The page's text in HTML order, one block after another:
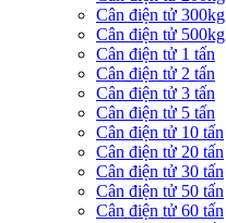
Cân điện tử 300kg
Cân điện tử 500kg
Cân điện tử 1 tấn
Cân điện tử 2 tấn
Cân điện tử 3 tấn
Cân điện tử 5 tấn
Cân điện tử 10 tấn
Cân điện tử 20 tấn
Cân điện tử 30 tấn
Cân điện tử 50 tấn
Cân điện tử 60 tấn